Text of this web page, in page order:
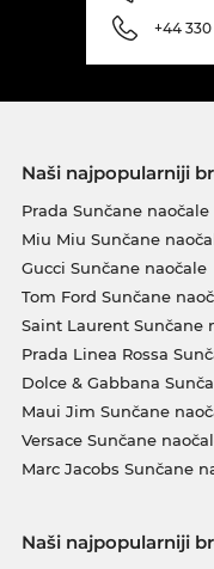
+44 330
Naši najpopularniji
Prada Sunčane naočale
Miu Miu Sunčane
Gucci Sunčane naočale
Tom Ford Sunčane
Saint Laurent Sunčane
Prada Linea Rossa
Dolce & Gabbana
Maui Jim Sunčane
Versace Sunčane
Marc Jacobs Sunčane
Naši najpopularniji